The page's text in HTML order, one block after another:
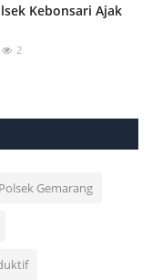
Kebonsari Ajak
2
Polsek Gemarang